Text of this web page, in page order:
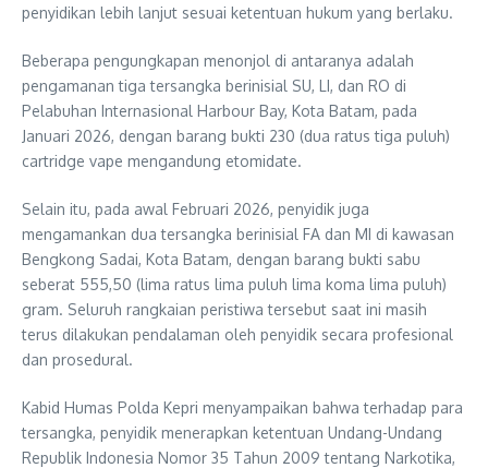
penyidikan lebih lanjut sesuai ketentuan hukum yang berlaku.
Beberapa pengungkapan menonjol di antaranya adalah
pengamanan tiga tersangka berinisial SU, LI, dan RO di
Pelabuhan Internasional Harbour Bay, Kota Batam, pada
Januari 2026, dengan barang bukti 230 (dua ratus tiga puluh)
cartridge vape mengandung etomidate.
Selain itu, pada awal Februari 2026, penyidik juga
mengamankan dua tersangka berinisial FA dan MI di kawasan
Bengkong Sadai, Kota Batam, dengan barang bukti sabu
seberat 555,50 (lima ratus lima puluh lima koma lima puluh)
gram. Seluruh rangkaian peristiwa tersebut saat ini masih
terus dilakukan pendalaman oleh penyidik secara profesional
dan prosedural.
Kabid Humas Polda Kepri menyampaikan bahwa terhadap para
tersangka, penyidik menerapkan ketentuan Undang-Undang
Republik Indonesia Nomor 35 Tahun 2009 tentang Narkotika,